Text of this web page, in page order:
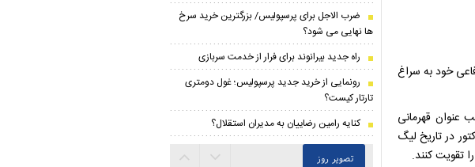
خود به سراغ
عنوان قهرمانی
در تاریخ لیگ
تقویت کنند.
ضرب الاجل برای پرسپولیس/ بزرگترین خرید سرخ
ها نهایی می شود؟
راه جدید بیرانوند برای فرار از خدمت سربازی
رونمایی از خرید جدید پرسپولیس؛ غول دومتری
تارتار کیست؟
کنایه رامین رضاییان به مدیران استقلال؟
تصویر روز